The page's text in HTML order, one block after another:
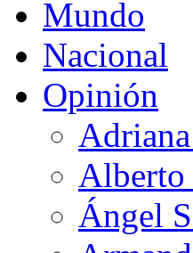
Mundo
Nacional
Opinión
Alberto
Ángel